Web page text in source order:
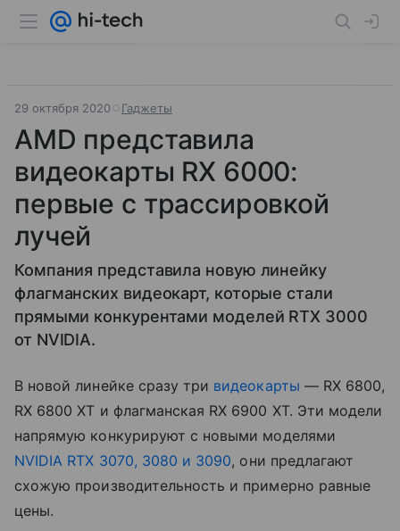
29 октября 2020 Гаджеты
AMD представила
видеокарты RX 6000:
первые с трассировкой
лучей
Компания представила новую линейку
флагманских видеокарт, которые стали
прямыми конкурентами моделей RTX 3000
от NVIDIA.
В новой линейке сразу три видеокарты — RX 6800,
RX 6800 XT и флагманская RX 6900 XT. Эти модели
напрямую конкурируют с новыми моделями
NVIDIA RTX 3070, 3080 и 3090, они предлагают
схожую производительность и примерно равные
цены.